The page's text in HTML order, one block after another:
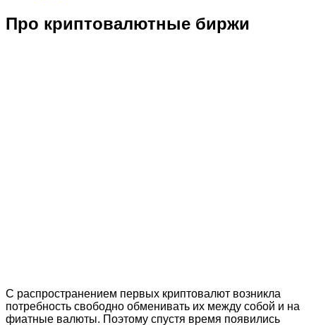
Про криптовалютные биржи
С распространением первых криптовалют возникла
потребность свободно обменивать их между собой и на
фиатные валюты. Поэтому спустя время появились